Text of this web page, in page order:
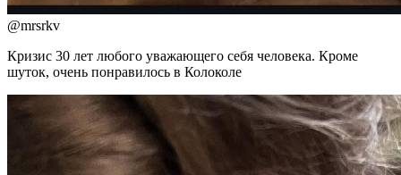
@mrsrkv
Кризис 30 лет любого уважающего себя человека. Кроме
шуток, очень понравилось в Колоколе